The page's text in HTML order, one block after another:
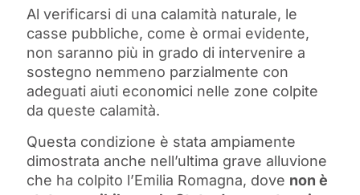
Al verificarsi di una calamità naturale, le
casse pubbliche, come è ormai evidente,
non saranno più in grado di intervenire a
sostegno nemmeno parzialmente con
adeguati aiuti economici nelle zone colpite
da queste calamità.
Questa condizione è stata ampiamente
dimostrata anche nell’ultima grave alluvione
che ha colpito l’Emilia Romagna, dove non è